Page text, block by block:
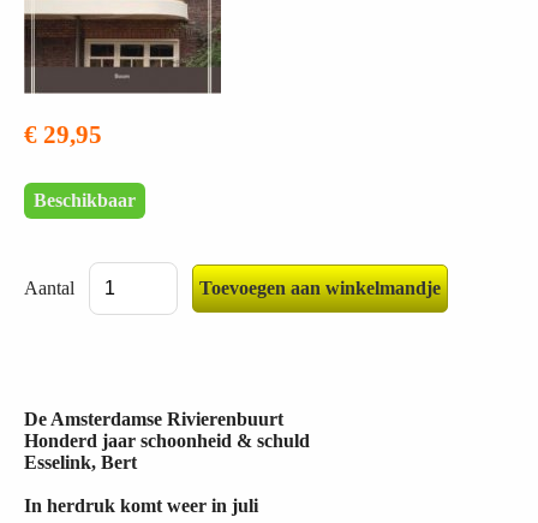
€ 29,95
Beschikbaar
Aantal
De Amsterdamse Rivierenbuurt
Honderd jaar schoonheid & schuld
Esselink, Bert
In herdruk komt weer in juli